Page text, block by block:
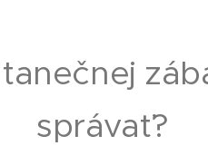
správať?